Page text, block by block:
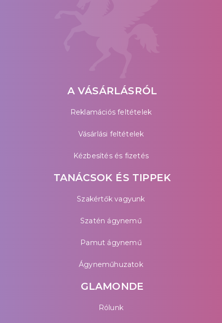
A VÁSÁRLÁSRÓL
Reklamációs feltételek
Vásárlási feltételek
Kézbesítés és fizetés
TANÁCSOK ÉS TIPPEK
Szakértők vagyunk
Szatén ágynemű
Pamut ágynemű
Ágyneműhuzatok
GLAMONDE
Rólunk